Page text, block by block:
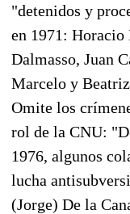
"detenidos y
en 1971:
Dalmasso, Juan
Marcelo y
Omite los
rol de la CNU:
1976, algunos
lucha
(Jorge) De la